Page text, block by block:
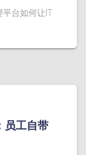
平台如何让IT
员工自带